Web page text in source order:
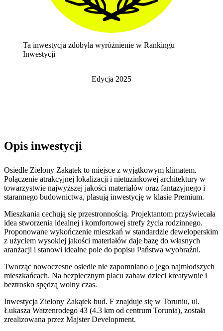
Ta inwestycja zdobyła wyróżnienie w Rankingu
Inwestycji
Edycja 2025
Opis inwestycji
Osiedle Zielony Zakątek to miejsce z wyjątkowym klimatem.
Połączenie atrakcyjnej lokalizacji i nietuzinkowej architektury w
towarzystwie najwyższej jakości materiałów oraz fantazyjnego i
starannego budownictwa, plasują inwestycję w klasie Premium.
Mieszkania cechują się przestronnością. Projektantom przyświecała
idea stworzenia idealnej i komfortowej strefy życia rodzinnego.
Proponowane wykończenie mieszkań w standardzie deweloperskim
z użyciem wysokiej jakości materiałów daje bazę do własnych
aranżacji i stanowi idealne pole do popisu Państwa wyobraźni.
Tworząc nowoczesne osiedle nie zapomniano o jego najmłodszych
mieszkańcach. Na bezpiecznym placu zabaw dzieci kreatywnie i
beztrosko spędzą wolny czas.
Inwestycja Zielony Zakątek bud. F znajduje się w Toruniu, ul.
Łukasza Watzenrodego 43 (4.3 km od centrum Torunia), została
zrealizowana przez Majster Development.